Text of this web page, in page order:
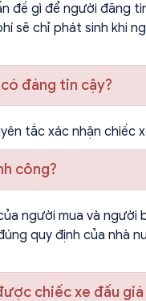
đề gì để người đăng
sẽ chỉ phát sinh khi
đáng tin cậy?
tắc xác nhận chiếc
công?
người mua và
quy định của nhà
chiếc xe đấu giá